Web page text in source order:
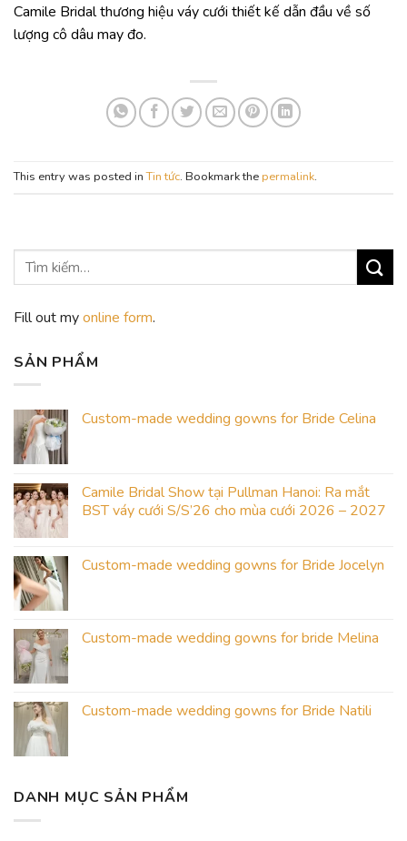
Camile Bridal thương hiệu váy cưới thiết kế dẫn đầu về số
lượng cô dâu may đo.
This entry was posted inTin tức. Bookmark the permalink.
Fill out myonline form.
SẢN PHẨM
Custom-made wedding gowns for Bride Celina
Camile Bridal Show tại Pullman Hanoi: Ra mắt
BST váy cưới S/S’26 cho mùa cưới 2026 – 2027
Custom-made wedding gowns for Bride Jocelyn
Custom-made wedding gowns for bride Melina
Custom-made wedding gowns for Bride Natili
DANH MỤC SẢN PHẨM